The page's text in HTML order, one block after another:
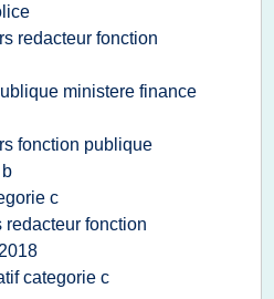
redacteur fonction
ministere finance
fonction publique
c
fonction
categorie c